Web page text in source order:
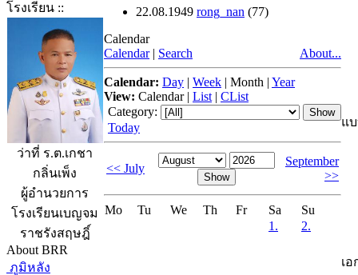
โรงเรียน ::
ว่าที่ ร.ต.เกชา
กลิ่นเพ็ง
ผู้อำนวยการ
โรงเรียนเบญจม
ราชรังสฤษฎิ์
About BRR
ภูมิหลัง
22.08.1949 rong_nan (77)
Calendar
Calendar | Search About...
Calendar: Day | Week | Month | Year
View: Calendar| List | CList
Category:
Today
<< July
September
>>
Mo Tu We Th Fr Sa
Su
1.
2.
แ
เ